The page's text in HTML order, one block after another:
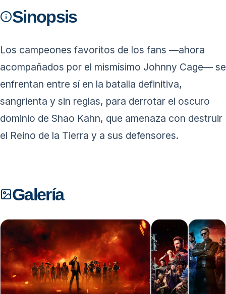
Sinopsis
Los campeones favoritos de los fans —ahora
acompañados por el mismísimo Johnny Cage— se
enfrentan entre sí en la batalla definitiva,
sangrienta y sin reglas, para derrotar el oscuro
dominio de Shao Kahn, que amenaza con destruir
el Reino de la Tierra y a sus defensores.
Galería